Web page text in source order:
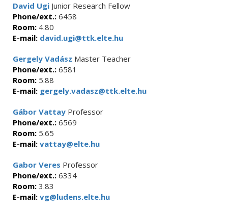
David Ugi Junior Research Fellow
Phone/ext.: 6458
Room: 4.80
E-mail: david.ugi@ttk.elte.hu
Gergely Vadász Master Teacher
Phone/ext.: 6581
Room: 5.88
E-mail: gergely.vadasz@ttk.elte.hu
Gábor Vattay Professor
Phone/ext.: 6569
Room: 5.65
E-mail: vattay@elte.hu
Gabor Veres Professor
Phone/ext.: 6334
Room: 3.83
E-mail: vg@ludens.elte.hu